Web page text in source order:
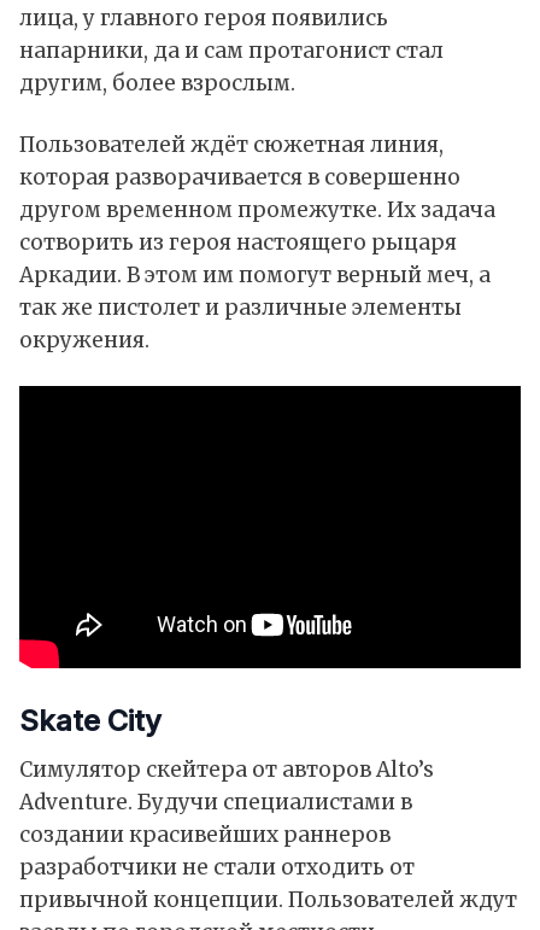
лица, у главного героя появились
напарники, да и сам протагонист стал
другим, более взрослым.
Пользователей ждёт сюжетная линия,
которая разворачивается в совершенно
другом временном промежутке. Их задача
сотворить из героя настоящего рыцаря
Аркадии. В этом им помогут верный меч, а
так же пистолет и различные элементы
окружения.
Skate City
Симулятор скейтера от авторов Alto’s
Adventure. Будучи специалистами в
создании красивейших раннеров
разработчики не стали отходить от
привычной концепции. Пользователей ждут